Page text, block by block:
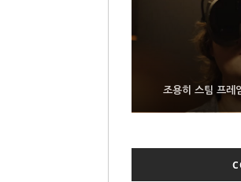
조용히 스팀 프레
9월 4일부터 서비스
FMS 2026서 차세
모형 처